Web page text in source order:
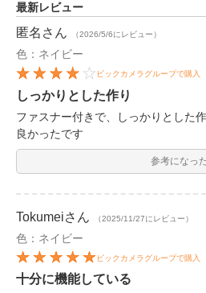
最新レビュー
匿名 さん （2026/5/6にレビュー）
色：ネイビー
ビックカメラグループで購入
しっかりとした作り
ファスナー付きで、しっかりとした
良かったです
参考になっ
Tokumeiさん （2025/11/27にレビュー）
色：ネイビー
ビックカメラグループで購入
十分に機能している